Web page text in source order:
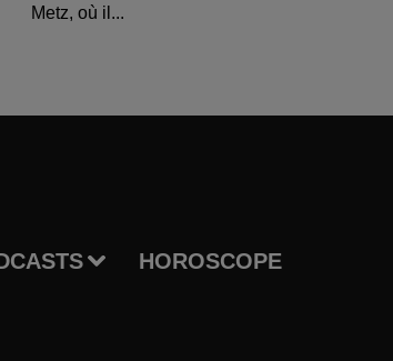
Metz, où il...
HOROSCOPE